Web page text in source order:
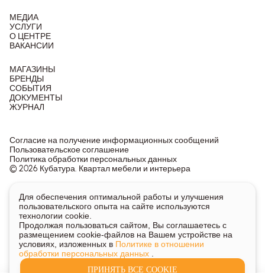
МЕДИА
УСЛУГИ
О ЦЕНТРЕ
ВАКАНСИИ
МАГАЗИНЫ
БРЕНДЫ
СОБЫТИЯ
ДОКУМЕНТЫ
ЖУРНАЛ
© 2026 Кубатура. Квартал мебели и интерьера
Согласие на получение информационных сообщений
Пользовательское соглашение
Политика обработки персональных данных
Информация о товарах и ценах на сайте не является
публичной офертой, носит исключительно информационный
характер.
Для получения подробной информации о наличии и стоимости
указанных товаров и услуг напишите или позвоните нам.
Для обеспечения оптимальной работы и улучшения
пользовательского опыта на сайте используются
технологии cookie.
Продолжая пользоваться сайтом, Вы соглашаетесь с
размещением cookie-файлов на Вашем устройстве на
условиях, изложенных в Политике в отношении
обработки персональных данных
ПРИНЯТЬ ВСЕ COOKIE